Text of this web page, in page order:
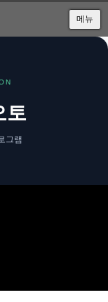
메뉴
토
그램
5
5